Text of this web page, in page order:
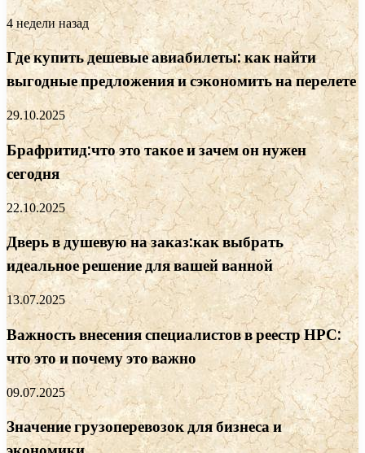
4 недели назад
Где купить дешевые авиабилеты: как найти
выгодные предложения и сэкономить на перелете
29.10.2025
Брафритид:что это такое и зачем он нужен
сегодня
22.10.2025
Дверь в душевую на заказ:как выбрать
идеальное решение для вашей ванной
13.07.2025
Важность внесения специалистов в реестр НРС:
что это и почему это важно
09.07.2025
Значение грузоперевозок для бизнеса и